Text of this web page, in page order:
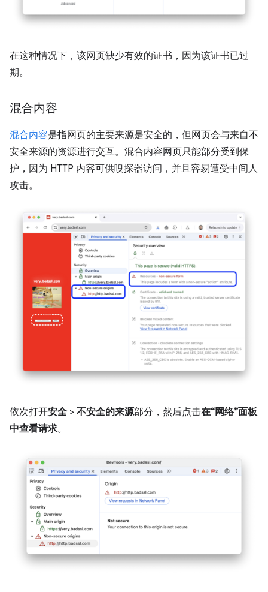
在这种情况下，该网页缺少有效的证书，因为该证书已过
期。
混合内容
混合内容是指网页的主要来源是安全的，但网页会与来自不
安全来源的资源进行交互。混合内容网页只能部分受到保
护，因为 HTTP 内容可供嗅探器访问，并且容易遭受中间人
攻击。
依次打开安全 > 不安全的来源部分，然后点击在“网络”面板
中查看请求。